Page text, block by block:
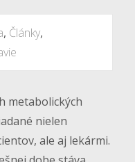
, Články,
metabolických
nielen
ale aj lekármi.